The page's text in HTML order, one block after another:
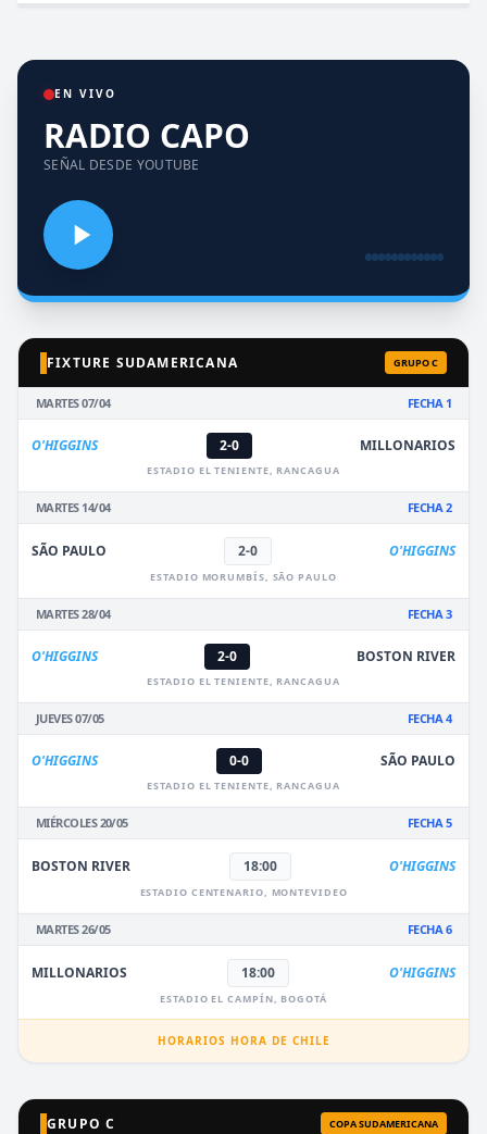
EN VIVO
RADIO CAPO
SEÑAL DESDE YOUTUBE
FIXTURE SUDAMERICANA GRUPO C
MARTES 07/04 FECHA 1
O'HIGGINS 2-0 MILLONARIOS
ESTADIO EL TENIENTE, RANCAGUA
MARTES 14/04 FECHA 2
SÃO PAULO 2-0 O'HIGGINS
ESTADIO MORUMBÍS, SÃO PAULO
MARTES 28/04 FECHA 3
O'HIGGINS 2-0 BOSTON RIVER
ESTADIO EL TENIENTE, RANCAGUA
JUEVES 07/05 FECHA 4
O'HIGGINS 0-0 SÃO PAULO
ESTADIO EL TENIENTE, RANCAGUA
MIÉRCOLES 20/05 FECHA 5
BOSTON RIVER 18:00 O'HIGGINS
ESTADIO CENTENARIO, MONTEVIDEO
MARTES 26/05 FECHA 6
MILLONARIOS 18:00 O'HIGGINS
ESTADIO EL CAMPÍN, BOGOTÁ
HORARIOS HORA DE CHILE
GRUPO C COPA SUDAMERICANA